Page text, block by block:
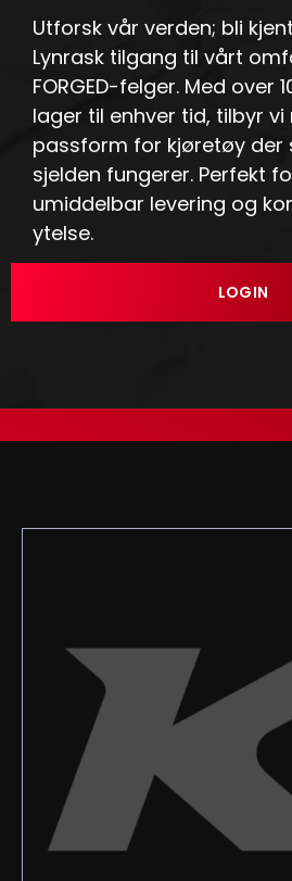
Utforsk vår verden; bli
Lynrask tilgang til vårt
FORGED-felger. Med over
lager til enhver tid, tilbyr
passform for kjøretøy der
sjelden fungerer. Perfekt
umiddelbar levering og
ytelse.
LOGIN